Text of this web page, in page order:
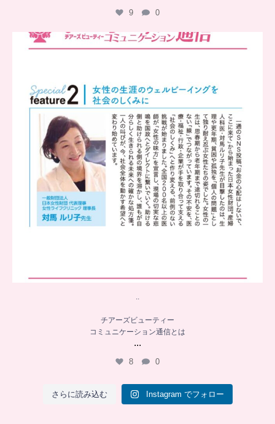
9 0
..
8
..
チアーズビューティー
コミュニケーション通信とは
...
8 0
さらに読み込む Instagram でフォロー